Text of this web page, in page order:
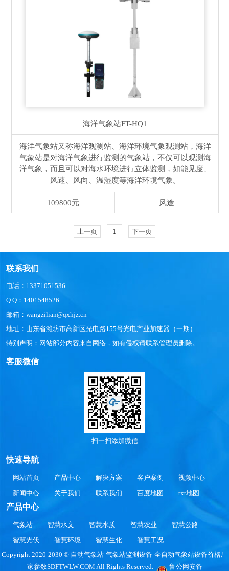
海洋气象站FT-HQ1
海洋气象站又称海洋观测站、海洋环境气象观测站，海洋
气象站是对海洋气象进行监测的气象站，不仅可以观测海
洋气象，而且可以对海水环境进行立体监测，如能见度、
风速、风向、温湿度等海洋环境气象。
109800元 风途
上一页 1 下一页
联系我们
电话：13371051536
Q Q：1401548526
邮箱：wangzilian@qxhjz.cn
地址：山东省潍坊市高新区光电路155号光电产业加速器（一期）
特别声明：网站部分内容来自网络，如有侵权请联系管理员删除。
客服微信
扫一扫添加微信
快速导航
网站首页 产品中心 解决方案 客户案例
视频中心
新闻中心
关于我们 联系我们 百度地图 txt地图
产品中心
气象站 智慧水文 智慧水质 智慧农业
智慧公路
智慧光伏
智慧环境 智慧生化
智慧工况
Copyright 2020-2030 © 自动气象站-气象站监测设备-全自动气象站设备价格厂
家参数SDFTWLW.COM All Rights Reserved.
鲁公网安备